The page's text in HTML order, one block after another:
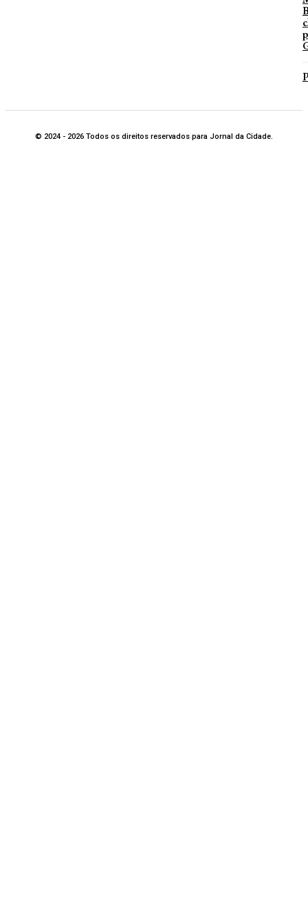
© 2024 - 2026 Todos os direitos reservados para Jornal da Cidade.